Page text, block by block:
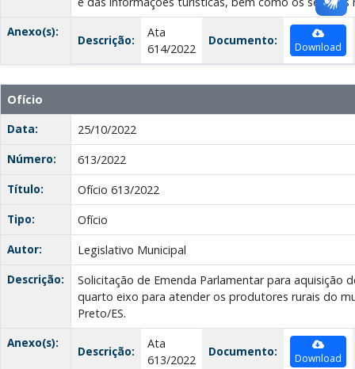
Anexo(s):
Descrição:
Ata
614/2022
Documento: Download
Ofício
Data:
25/10/2022
Número:
613/2022
Título:
Ofício 613/2022
Tipo:
Ofício
Autor:
Legislativo Municipal
Descrição:
Solicitação de Emenda Parlamentar para aquisição
quarto eixo para atender os produtores rurais do
Preto/ES.
Anexo(s):
Descrição:
Ata
613/2022
Documento: Download